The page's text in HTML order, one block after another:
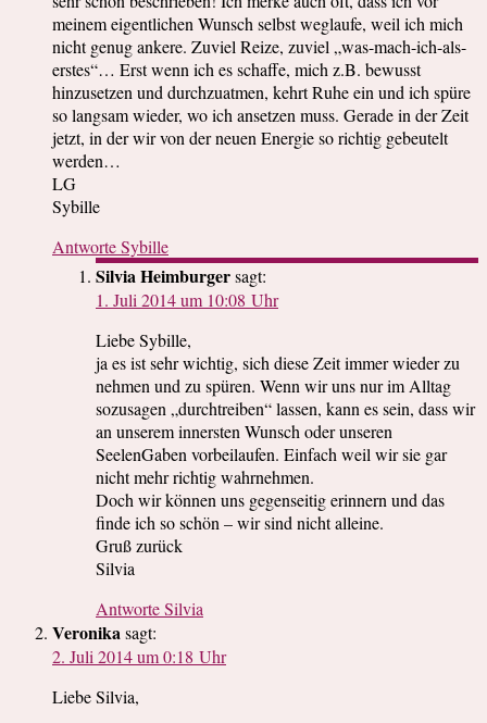
meinem eigentlichen Wunsch selbst weglaufe, weil ich mich
nicht genug ankere. Zuviel Reize, zuviel „was-mach-ich-als-
erstes“… Erst wenn ich es schaffe, mich z.B. bewusst
hinzusetzen und durchzuatmen, kehrt Ruhe ein und ich spüre
so langsam wieder, wo ich ansetzen muss. Gerade in der Zeit
jetzt, in der wir von der neuen Energie so richtig gebeutelt
werden…
LG
Sybille
Antworte Sybille
Silvia Heimburgersagt:
1. Juli 2014 um 10:08 Uhr
Liebe Sybille,
ja es ist sehr wichtig, sich diese Zeit immer wieder zu
nehmen und zu spüren. Wenn wir uns nur im Alltag
sozusagen „durchtreiben“ lassen, kann es sein, dass wir
an unserem innersten Wunsch oder unseren
SeelenGaben vorbeilaufen. Einfach weil wir sie gar
nicht mehr richtig wahrnehmen.
Doch wir können uns gegenseitig erinnern und das
finde ich so schön – wir sind nicht alleine.
Gruß zurück
Silvia
Antworte Silvia
Veronika sagt:
2. Juli 2014 um 0:18 Uhr
Liebe Silvia,